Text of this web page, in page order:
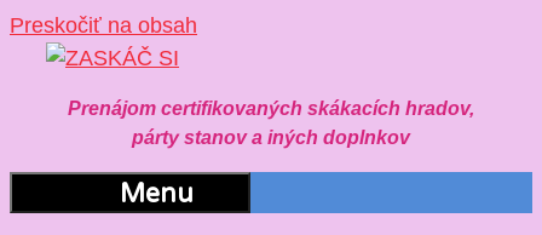
Preskočiť na obsah
Prenájom certifikovaných skákacích hradov,
párty stanov a iných doplnkov
Menu